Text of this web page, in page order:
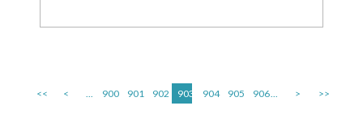
<< < ... 900 901 902 903 904 905 906... > >>